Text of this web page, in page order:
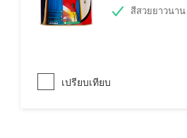
สีสวยยาวนาน
เปรียบเทียบ